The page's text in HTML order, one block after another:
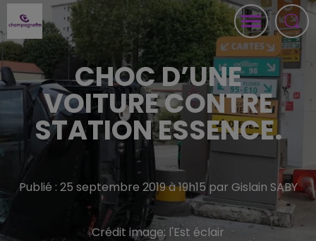
CHOC D’UNE
VOITURE CONTRE
STATION ESSENCE.
Publié : 25 septembre 2019 à 19h15 par Gislain SABY
Crédit image: l'Est éclair